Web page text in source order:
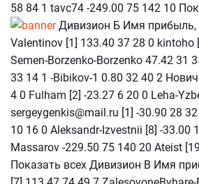
58 84 1 tavc74 -249.00 75 142 10
Дивизион Б Имя прибыль,
Valentinov [1] 133.40 37 28 0 kintoho
Semen-Borzenko-Borzenko 47.42 31
33 14 1 -Bibikov-1 0.80 32 40 2
4 0 Fulham [2] -23.27 6 20 0 Leha-
sergeygenkis@mail.ru [1] -30.90 28
10 16 0 Aleksandr-Izvestnii [8] -33.00
Massarov -229.50 75 140 20 Ateist
Показать всех Дивизион В Имя